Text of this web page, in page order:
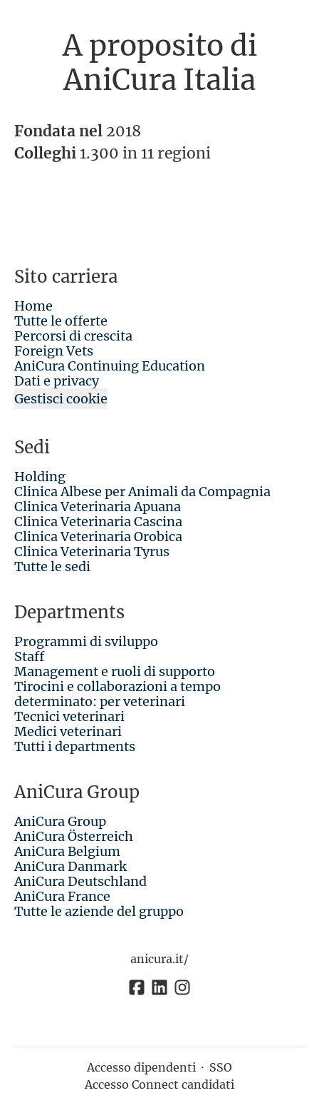
A proposito di
AniCura Italia
Fondata nel 2018
Colleghi 1.300 in 11 regioni
Sito carriera
Home
Tutte le offerte
Percorsi di crescita
Foreign Vets
AniCura Continuing Education
Dati e privacy
Gestisci cookie
Sedi
Holding
Clinica Albese per Animali da Compagnia
Clinica Veterinaria Apuana
Clinica Veterinaria Cascina
Clinica Veterinaria Orobica
Clinica Veterinaria Tyrus
Tutte le sedi
Departments
Programmi di sviluppo
Staff
Management e ruoli di supporto
Tirocini e collaborazioni a tempo
determinato: per veterinari
Tecnici veterinari
Medici veterinari
Tutti i departments
AniCura Group
AniCura Group
AniCura Österreich
AniCura Belgium
AniCura Danmark
AniCura Deutschland
AniCura France
Tutte le aziende del gruppo
anicura.it/
Accesso dipendenti · SSO
Accesso Connect candidati